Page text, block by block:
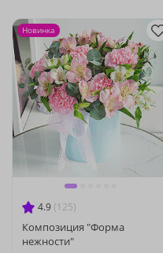
4.9 (125)
Композиция "Форма
нежности"
Новинка